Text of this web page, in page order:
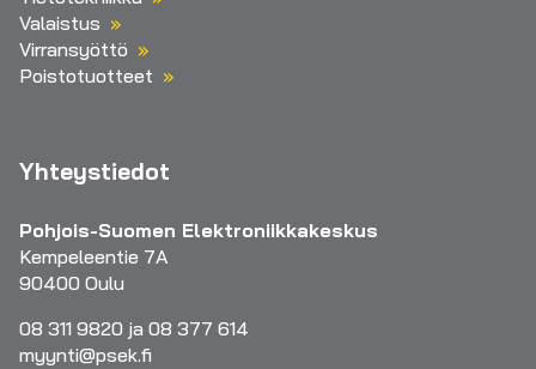
Valaistus
Virransyöttö
Poistotuotteet
Yhteystiedot
Pohjois-Suomen Elektroniikkakeskus
Kempeleentie 7A
90400 Oulu
08 311 9820 ja 08 377 614
myynti@psek.fi